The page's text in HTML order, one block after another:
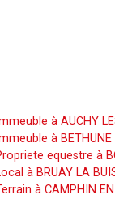
à AUCHY
à BETHUNE
equestre à
à BRUAY LA
à CAMPHIN EN